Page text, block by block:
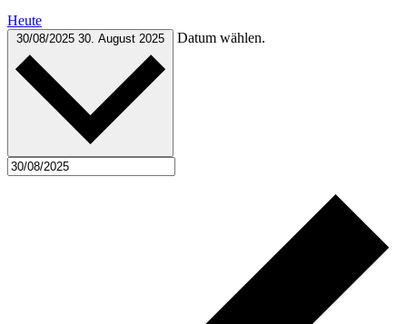
Heute
30/08/2025 30. August 2025 Datum wählen.